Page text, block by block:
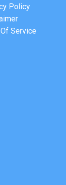
Policy
Service